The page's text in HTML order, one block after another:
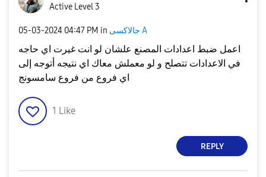
Active Level 3
‎05-03-2024 04:47 PM in جالاكسى A
اعمل ضبط اعدادات المصنع علشان لو انت غيرت اي حاجه
في الاعدادات تتصلح و لو معملش معاك اي نتيجه أتوجه إلى
اي فروع من فروع سامسونج
1 Like
REPLY